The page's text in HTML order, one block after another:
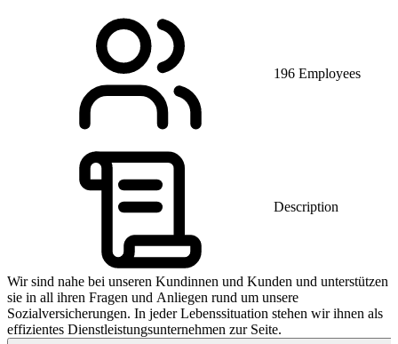
196 Employees
Description
Wir sind nahe bei unseren Kundinnen und Kunden und unterstützen
sie in all ihren Fragen und Anliegen rund um unsere
Sozialversicherungen. In jeder Lebenssituation stehen wir ihnen als
effizientes Dienstleistungsunternehmen zur Seite.